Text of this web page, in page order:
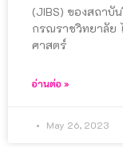
(JIBS) ของสถาบั
กรณราชวิทยาลัย
ศาสตร์
อ่านต่อ »
May 26, 2023